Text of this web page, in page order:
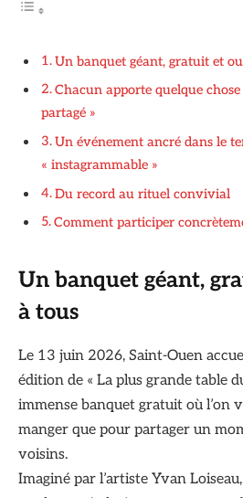
Un banquet géant, gratuit et
Chacun apporte quelque chose
partagé »
Un événement ancré dans le
« instagrammable »
Du record au rituel convivial
Comment participer
Un banquet géant,
à tous
Le 13 juin 2026, Saint-Ouen
édition de « La plus grande table
immense banquet gratuit où l’on
manger que pour partager un
voisins.
Imaginé par l’artiste Yvan